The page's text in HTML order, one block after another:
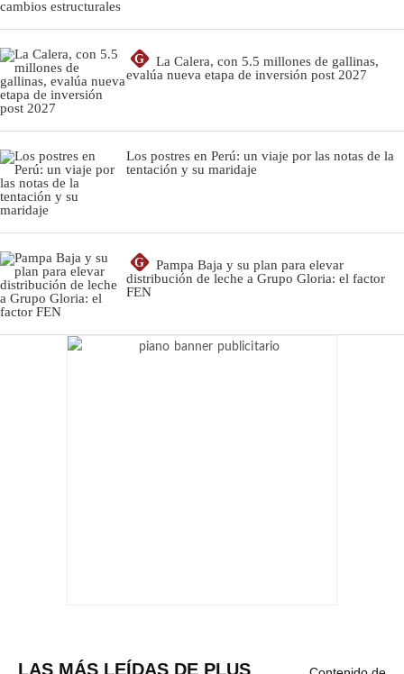
G
La Calera, con 5.5 millones de gallinas,
evalúa nueva etapa de inversión post 2027
Los postres en Perú: un viaje por las notas de la
tentación y su maridaje
G
Pampa Baja y su plan para elevar
distribución de leche a Grupo Gloria: el factor
FEN
LAS MÁS LEÍDAS DE PLUS